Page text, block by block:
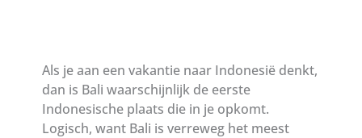
Als je aan een vakantie naar Indonesië denkt,
dan is Bali waarschijnlijk de eerste
Indonesische plaats die in je opkomt.
Logisch, want Bali is verreweg het meest